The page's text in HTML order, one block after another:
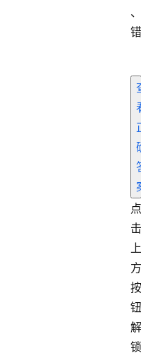
、
错
点
击
上
方
按
钮
解
锁